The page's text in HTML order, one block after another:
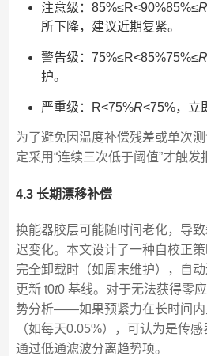
注意级：85%≤R<90%85%≤R
所下降，建议近期复紧。
警告级：75%≤R<85%75%≤R
护。
严重级：R<75%R<75%，立
为了避免因温度补偿残差或单次
定采用“连续三次低于阈值”才触发
4.3 长期漂移补偿
换能器胶层可能随时间老化，导
迟变化。本文设计了一种自校正
完全卸载时（如周末维护），自动
更新 t0t0​ 基线。对于无法获得零
势分析——如果预紧力在长时间内
（如每天0.05%），可认为是传感
通过低通滤波分离趋势项。